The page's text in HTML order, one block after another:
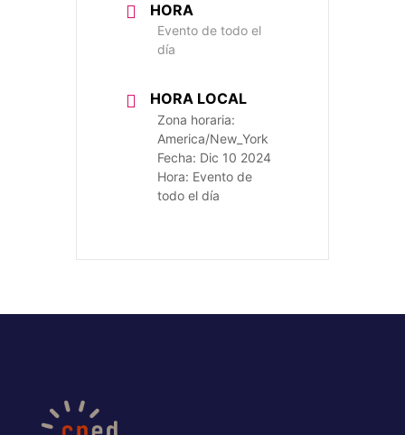
HORA
Evento de todo el
día
HORA LOCAL
Zona horaria:
America/New_York
Fecha: Dic 10 2024
Hora: Evento de
todo el día